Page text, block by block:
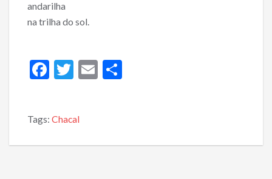
andarilha
na trilha do sol.
F
b
o
T
er
E
Tags: Chacal